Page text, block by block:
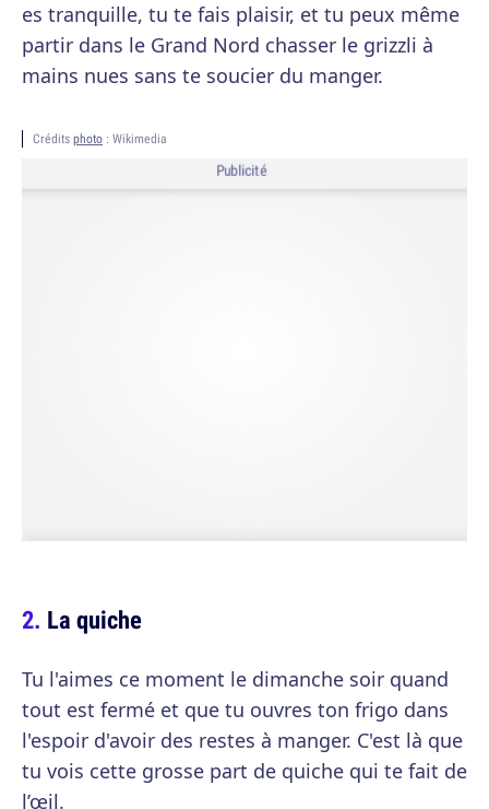
es tranquille, tu te fais plaisir, et tu peux même
partir dans le Grand Nord chasser le grizzli à
mains nues sans te soucier du manger.
Crédits photo : Wikimedia
Publicité
La quiche
Tu l'aimes ce moment le dimanche soir quand
tout est fermé et que tu ouvres ton frigo dans
l'espoir d'avoir des restes à manger. C'est là que
tu vois cette grosse part de quiche qui te fait de
l’œil.